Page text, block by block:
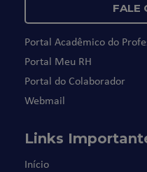
FALE
Portal Acadêmico do
Portal Meu RH
Portal do Colaborador
Webmail
Links
Início